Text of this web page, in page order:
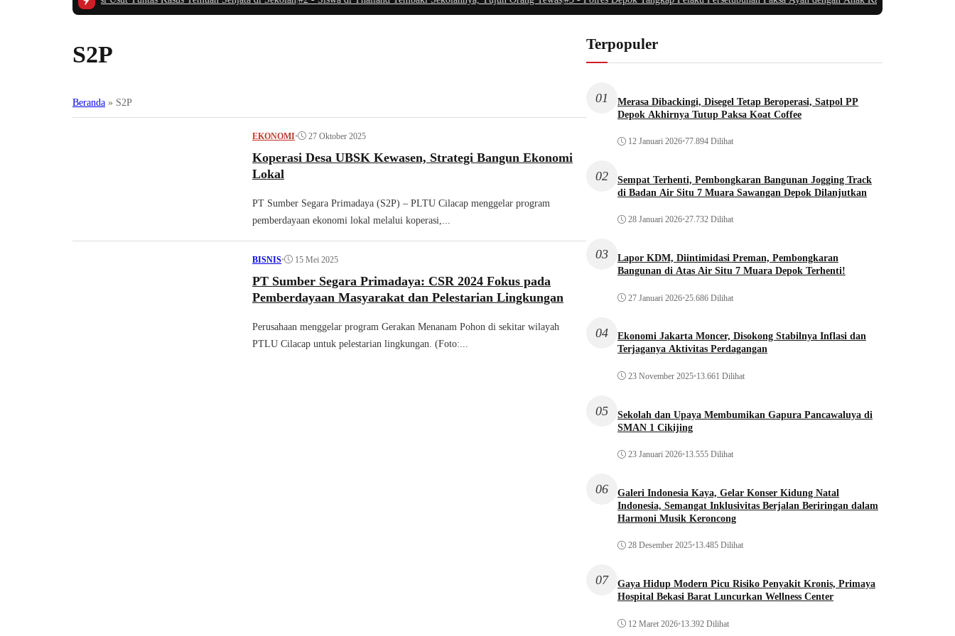
S2P
Beranda » S2P
EKONOMI• 27 Oktober 2025
Koperasi Desa UBSK Kewasen, Strategi Bangun Ekonomi
Lokal
PT Sumber Segara Primadaya (S2P) – PLTU Cilacap menggelar program
pemberdayaan ekonomi lokal melalui koperasi,...
BISNIS• 15 Mei 2025
PT Sumber Segara Primadaya: CSR 2024 Fokus pada
Pemberdayaan Masyarakat dan Pelestarian Lingkungan
Perusahaan menggelar program Gerakan Menanam Pohon di sekitar wilayah
PTLU Cilacap untuk pelestarian lingkungan. (Foto:...
Terpopuler
01
Merasa Dibackingi, Disegel Tetap Beroperasi, Satpol PP
Depok Akhirnya Tutup Paksa Koat Coffee
12 Januari 2026•77.894 Dilihat
02
Sempat Terhenti, Pembongkaran Bangunan Jogging Track
di Badan Air Situ 7 Muara Sawangan Depok Dilanjutkan
28 Januari 2026•27.732 Dilihat
03
Lapor KDM, Diintimidasi Preman, Pembongkaran
Bangunan di Atas Air Situ 7 Muara Depok Terhenti!
27 Januari 2026•25.686 Dilihat
04
Ekonomi Jakarta Moncer, Disokong Stabilnya Inflasi dan
Terjaganya Aktivitas Perdagangan
23 November 2025•13.661 Dilihat
05
Sekolah dan Upaya Membumikan Gapura Pancawaluya di
SMAN 1 Cikijing
23 Januari 2026•13.555 Dilihat
06
Galeri Indonesia Kaya, Gelar Konser Kidung Natal
Indonesia, Semangat Inklusivitas Berjalan Beriringan dalam
Harmoni Musik Keroncong
28 Desember 2025•13.485 Dilihat
07
Gaya Hidup Modern Picu Risiko Penyakit Kronis, Primaya
Hospital Bekasi Barat Luncurkan Wellness Center
12 Maret 2026•13.392 Dilihat